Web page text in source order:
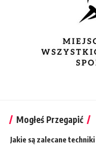
Mogłeś Przegapić
Jakie są zalecane